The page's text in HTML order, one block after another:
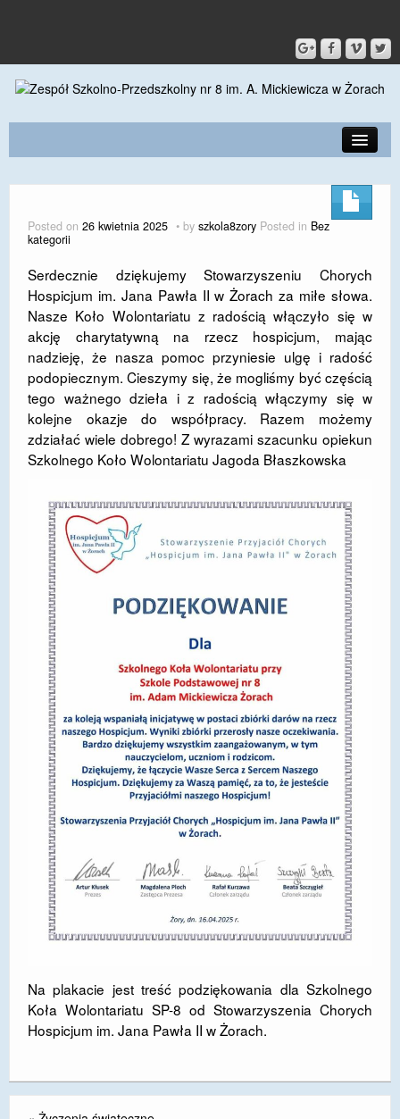
KONTAKT
DLA RODZICÓW I UCZNIÓW
DLA PRACOWNIKÓW
GALERIA
SPORT
DOSTĘPNOŚĆ
POLITYKA PRYWATNOŚCI
RODO
EGZAMIN ÓSMOKLASISTY
STANDARDY OCHRONY MAŁOLETNICH
PROJEKT ,,SZKOŁY Z JAKOŚCIĄ – ROZWÓJ
KSZTAŁCENIA OGÓLNEGO NA TERENIE MIASTA
ŻORY”
REKRUTACJA 2026/2027
mLegitymacja
Posted on 26 kwietnia 2025 by szkola8zory Posted in Bez
kategorii
Serdecznie dziękujemy Stowarzyszeniu Chorych
Hospicjum im. Jana Pawła II w Żorach za miłe słowa.
Nasze Koło Wolontariatu z radością włączyło się w
akcję charytatywną na rzecz hospicjum, mając
nadzieję, że nasza pomoc przyniesie ulgę i radość
podopiecznym. Cieszymy się, że mogliśmy być częścią
tego ważnego dzieła i z radością włączymy się w
kolejne okazje do współpracy. Razem możemy
zdziałać wiele dobrego! Z wyrazami szacunku opiekun
Szkolnego Koło Wolontariatu Jagoda Błaszkowska
Na plakacie jest treść podziękowania dla Szkolnego
Koła Wolontariatu SP-8 od Stowarzyszenia Chorych
Hospicjum im. Jana Pawła II w Żorach.